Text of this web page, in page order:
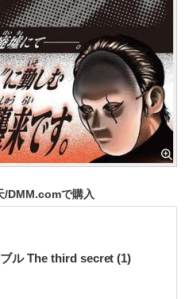
/DMM.comで購入
ル The third secret (1)